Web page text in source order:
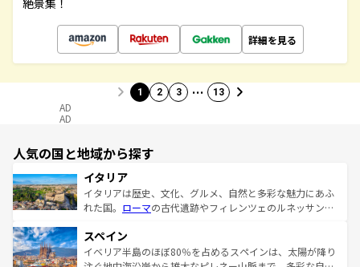
絶景集！
詳細を見る
1 2 3 … 13
AD
AD
人気の国と地域から探す
イタリア
イタリアは歴史、文化、グルメ、自然と多彩な魅力にあふ
れた国。 ローマの古代遺跡やフィレンツェのルネッサンス
ろん、トスカーナの美しい田園風景やアマルフィ海岸の絶
景など、自然景観も見逃せない。観光の合間には、本場の
スペイン
イベリア半島のほぼ80％を占めるスペインは、太陽が降り